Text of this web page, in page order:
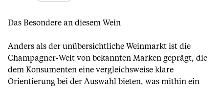
Das Besondere an diesem Wein
Anders als der unübersichtliche Weinmarkt ist die
Champagner-Welt von bekannten Marken geprägt, die
dem Konsumenten eine vergleichsweise klare
Orientierung bei der Auswahl bieten, was mithin ein